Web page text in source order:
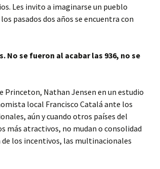
Les invito a imaginarse un pueblo
pasados dos años se encuentra con
No se fueron al acabar las 936, no se
Princeton, Nathan Jensen en un estudio
local Francisco Catalá ante los
aún y cuando otros países del
más atractivos, no mudan o consolidad
de los incentivos, las multinacionales